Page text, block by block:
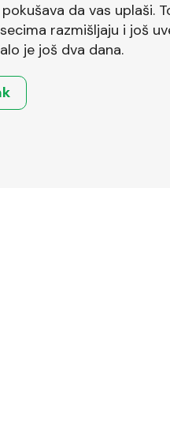
da vas uplaši.
i još uvek nisu
je još dva dana.